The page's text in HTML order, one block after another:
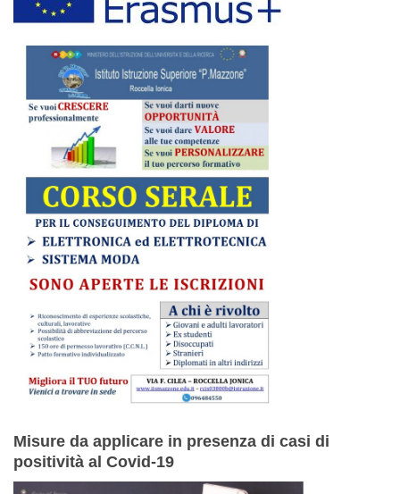
Misure da applicare in presenza di casi di
positività al Covid-19